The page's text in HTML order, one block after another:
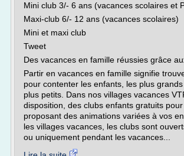
Mini club 3/- 6 ans (vacances scolaires et
Maxi-club 6/- 12 ans (vacances scolaires)
Mini et maxi club
Tweet
Des vacances en famille réussies grâce
Partir en vacances en famille signifie
pour contenter les enfants, les plus
plus petits. Dans nos villages vacances
disposition, des clubs enfants gratuits
proposant des animations variées à vos
les villages vacances, les clubs sont
ou uniquement pendant les vacances...